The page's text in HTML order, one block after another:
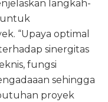
langkah-
untuk
“Upaya optimal
sinergitas
fungsi
sehingga
proyek